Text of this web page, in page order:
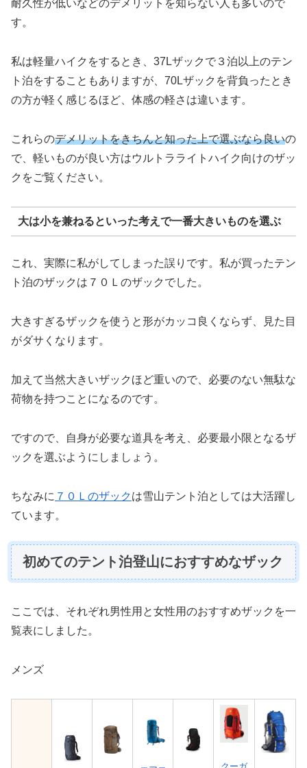
耐久性が低いなどのデメリットを知らない人も多いので
す。
私は軽量ハイクをするとき、37Lザックで３泊以上のテン
ト泊をすることもありますが、70Lザックを背負ったとき
の方が軽く感じるほど、体感の軽さは違います。
これらのデメリットをきちんと知った上で選ぶなら良いの
で、軽いものが良い方はウルトラライトハイク向けのザッ
クをご覧ください。
大は小を兼ねるといった考えで一番大きいものを選ぶ
これ、実際に私がしてしまった誤りです。私が買ったテン
ト泊のザックは７０Ｌのザックでした。
大きすぎるザックを使うと形がカッコ良くならず、見た目
がダサくなります。
加えて当然大きいザックほど重いので、必要のない無駄な
荷物を持つことになるのです。
ですので、自身が必要な道具を考え、必要最小限となるザ
ックを選ぶようにしましょう。
ちなみに ７０Ｌのザックは雪山テント泊としては大活躍し
ています。
初めてのテント泊登山におすすめなザック
ここでは、それぞれ男性用と女性用のおすすめザックを一
覧表にしました。
メンズ